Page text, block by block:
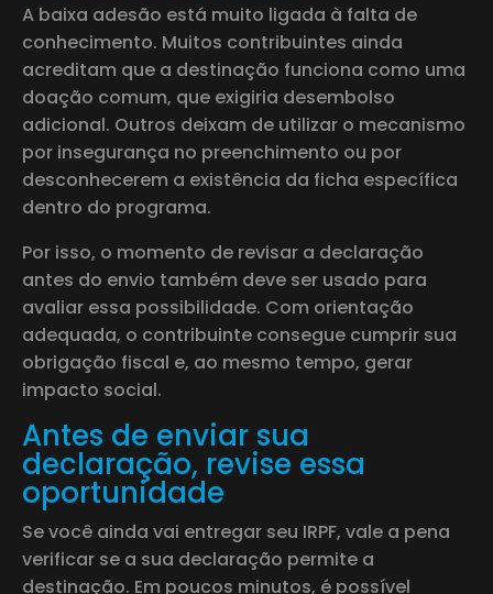
A baixa adesão está muito ligada à falta de
conhecimento. Muitos contribuintes ainda
acreditam que a destinação funciona como uma
doação comum, que exigiria desembolso
adicional. Outros deixam de utilizar o mecanismo
por insegurança no preenchimento ou por
desconhecerem a existência da ficha específica
dentro do programa.
Por isso, o momento de revisar a declaração
antes do envio também deve ser usado para
avaliar essa possibilidade. Com orientação
adequada, o contribuinte consegue cumprir sua
obrigação fiscal e, ao mesmo tempo, gerar
impacto social.
Antes de enviar sua
declaração, revise essa
oportunidade
Se você ainda vai entregar seu IRPF, vale a pena
verificar se a sua declaração permite a
destinação. Em poucos minutos, é possível